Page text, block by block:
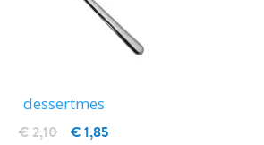
dessertmes
€ 1,85
€ 2,10